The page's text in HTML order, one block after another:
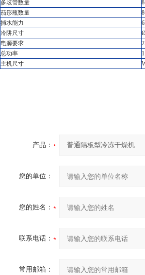
多歧管数量
茄形瓶数量
捕水能力
冷阱尺寸
电源要求
总功率
主机尺寸
产品：
您的单位：
您的姓名：
联系电话：
常用邮箱：